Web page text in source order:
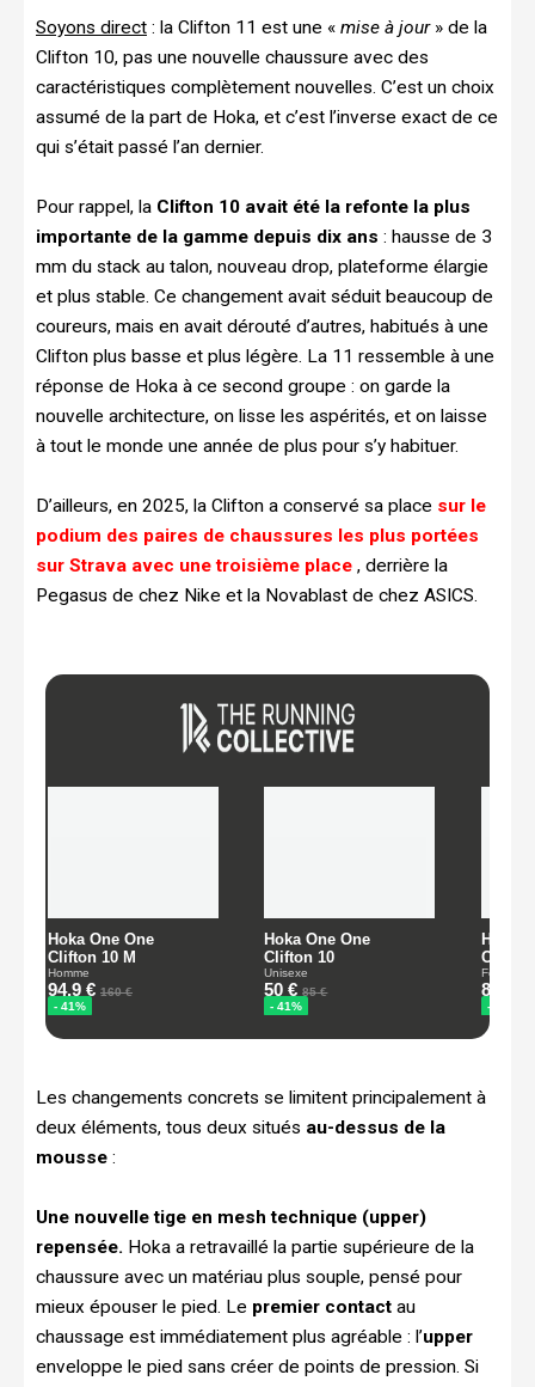
Soyons direct : la Clifton 11 est une « mise à jour» de la
Clifton 10, pas une nouvelle chaussure avec des
caractéristiques complètement nouvelles. C’est un choix
assumé de la part de Hoka, et c’est l’inverse exact de ce
qui s’était passé l’an dernier.
Pour rappel, la Clifton 10 avait été la refonte la plus
importante de la gamme depuis dix ans : hausse de 3
mm du stack au talon, nouveau drop, plateforme élargie
et plus stable. Ce changement avait séduit beaucoup de
coureurs, mais en avait dérouté d’autres, habitués à une
Clifton plus basse et plus légère. La 11 ressemble à une
réponse de Hoka à ce second groupe : on garde la
nouvelle architecture, on lisse les aspérités, et on laisse
à tout le monde une année de plus pour s’y habituer.
D’ailleurs, en 2025, la Clifton a conservé sa place sur le
podium des paires de chaussures les plus portées
sur Strava avec une troisième place , derrière la
Pegasus de chez Nike et la Novablast de chez ASICS.
Les changements concrets se limitent principalement à
deux éléments, tous deux situés au-dessus de la
mousse :
Une nouvelle tige en mesh technique (upper)
repensée. Hoka a retravaillé la partie supérieure de la
chaussure avec un matériau plus souple, pensé pour
mieux épouser le pied. Le premier contact au
chaussage est immédiatement plus agréable : l’upper
enveloppe le pied sans créer de points de pression. Si